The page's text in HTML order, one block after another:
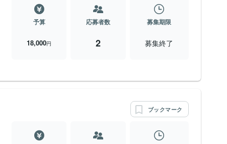
予算
18,000円
応募者数
2
募集期限
募集終了
ブックマーク